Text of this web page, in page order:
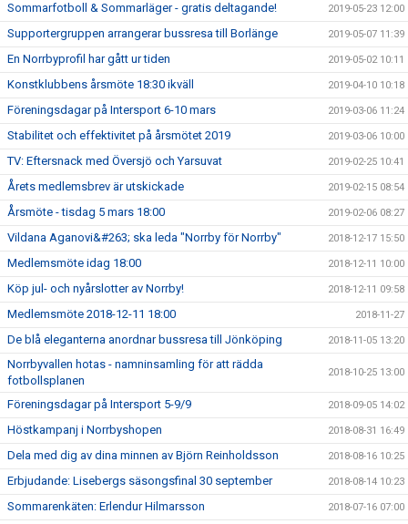
Sommarfotboll & Sommarläger - gratis deltagande! 2019-05-23 12:00
Supportergruppen arrangerar bussresa till Borlänge 2019-05-07 11:39
En Norrbyprofil har gått ur tiden 2019-05-02 10:11
Konstklubbens årsmöte 18:30 ikväll 2019-04-10 10:18
Föreningsdagar på Intersport 6-10 mars 2019-03-06 11:24
Stabilitet och effektivitet på årsmötet 2019 2019-03-06 10:00
TV: Eftersnack med Översjö och Yarsuvat 2019-02-25 10:41
Årets medlemsbrev är utskickade 2019-02-15 08:54
Årsmöte - tisdag 5 mars 18:00 2019-02-06 08:27
Vildana Aganovi&#263; ska leda "Norrby för Norrby" 2018-12-17 15:50
Medlemsmöte idag 18:00 2018-12-11 10:00
Köp jul- och nyårslotter av Norrby! 2018-12-11 09:58
Medlemsmöte 2018-12-11 18:00 2018-11-27
De blå eleganterna anordnar bussresa till Jönköping 2018-11-05 13:20
Norrbyvallen hotas - namninsamling för att rädda
fotbollsplanen
2018-10-25 13:00
Föreningsdagar på Intersport 5-9/9 2018-09-05 14:02
Höstkampanj i Norrbyshopen 2018-08-31 16:49
Dela med dig av dina minnen av Björn Reinholdsson 2018-08-16 10:25
Erbjudande: Lisebergs säsongsfinal 30 september 2018-08-14 10:23
Sommarenkäten: Erlendur Hilmarsson 2018-07-16 07:00